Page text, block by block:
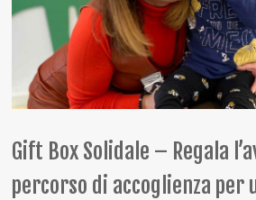
Gift Box Solidale – Regala
percorso di accoglienza per